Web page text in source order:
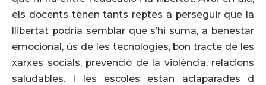
els docents tenen tants reptes a perseguir que la
llibertat podria semblar que s’hi suma, a benestar
emocional, ús de les tecnologies, bon tracte de les
xarxes socials, prevenció de la violència, relacions
saludables. I les escoles estan aclaparades d